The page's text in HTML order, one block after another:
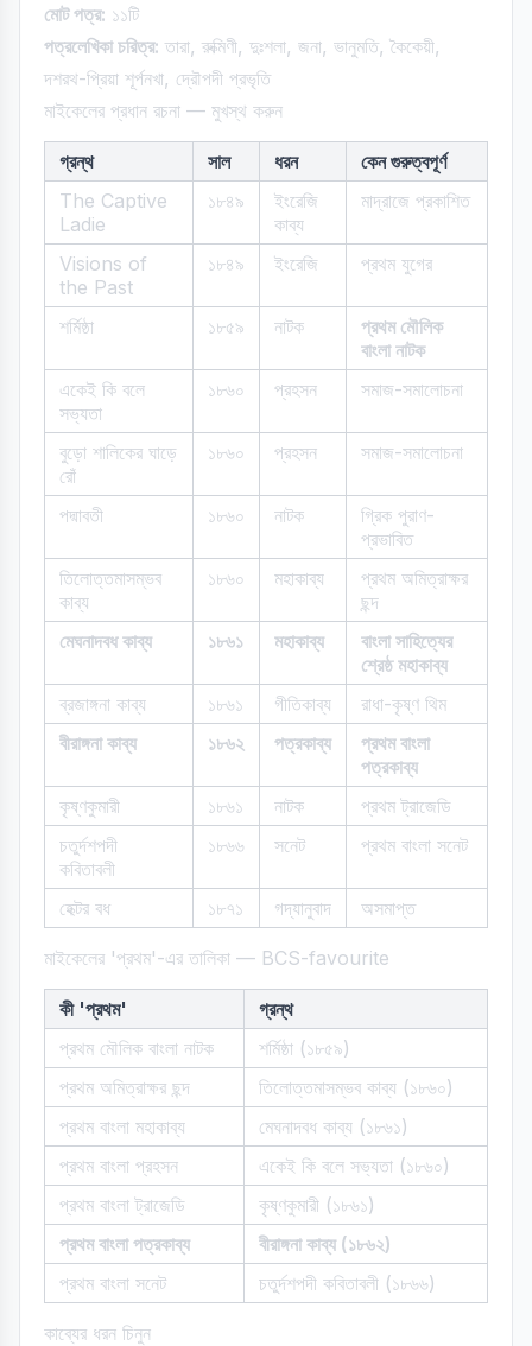
মোট পত্র: ১১টি
পত্রলেখিকা চরিত্র: তারা, রুক্মিণী, দুঃশলা, জনা, ভানুমতি, কৈকেয়ী,
দশরথ-প্রিয়া শূর্পনখা, দ্রৌপদী প্রভৃতি
মাইকেলের প্রধান রচনা — মুখস্থ করুন
গ্রন্থ সাল ধরন
কেন গুরুত্বপূর্ণ
The Captive
Ladie
১৮৪৯
ইংরেজি
কাব্য
মাদ্রাজে প্রকাশিত
Visions of
the Past
১৮৪৯ ইংরেজি প্রথম যুগের
শর্মিষ্ঠা ১৮৫৯ নাটক
প্রথম মৌলিক
বাংলা নাটক
একেই কি বলে
সভ্যতা
১৮৬০ প্রহসন সমাজ-সমালোচনা
বুড়ো শালিকের ঘাড়ে
রোঁ
১৮৬০ প্রহসন সমাজ-সমালোচনা
পদ্মাবতী ১৮৬০ নাটক
গ্রিক পুরাণ-
প্রভাবিত
তিলোত্তমাসম্ভব
কাব্য
১৮৬০ মহাকাব্য
প্রথম অমিত্রাক্ষর
ছন্দ
মেঘনাদবধ কাব্য
১৮৬১ মহাকাব্য
বাংলা সাহিত্যের
শ্রেষ্ঠ মহাকাব্য
ব্রজাঙ্গনা কাব্য
১৮৬১ গীতিকাব্য
রাধা-কৃষ্ণ থিম
বীরাঙ্গনা কাব্য
১৮৬২ পত্রকাব্য
প্রথম বাংলা
পত্রকাব্য
কৃষ্ণকুমারী
১৮৬১ নাটক
প্রথম ট্রাজেডি
চতুর্দশপদী
কবিতাবলী
১৮৬৬ সনেট প্রথম বাংলা সনেট
হেক্টর বধ ১৮৭১ গদ্যানুবাদ অসমাপ্ত
মাইকেলের 'প্রথম'-এর তালিকা — BCS-favourite
কী 'প্রথম'
গ্রন্থ
প্রথম মৌলিক বাংলা নাটক
শর্মিষ্ঠা (১৮৫৯)
প্রথম অমিত্রাক্ষর ছন্দ
তিলোত্তমাসম্ভব কাব্য (১৮৬০)
প্রথম বাংলা মহাকাব্য
মেঘনাদবধ কাব্য (১৮৬১)
প্রথম বাংলা প্রহসন
একেই কি বলে সভ্যতা (১৮৬০)
প্রথম বাংলা ট্রাজেডি
কৃষ্ণকুমারী (১৮৬১)
প্রথম বাংলা পত্রকাব্য
বীরাঙ্গনা কাব্য (১৮৬২)
প্রথম বাংলা সনেট
চতুর্দশপদী কবিতাবলী (১৮৬৬)
কাব্যের ধরন চিনুন